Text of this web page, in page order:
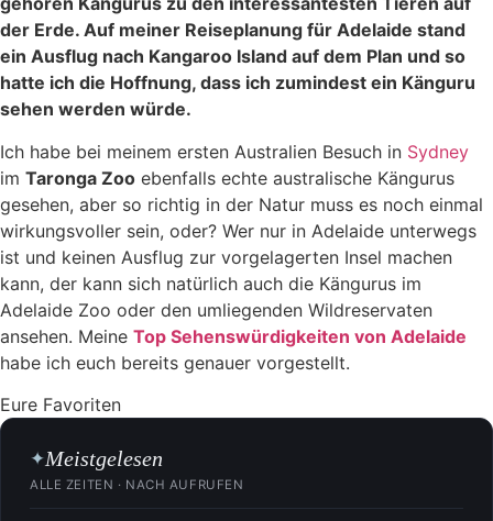
der Erde. Auf meiner Reiseplanung für Adelaide stand
ein Ausflug nach Kangaroo Island auf dem Plan und so
hatte ich die Hoffnung, dass ich zumindest ein Känguru
sehen werden würde.
Ich habe bei meinem ersten Australien Besuch in Sydney
im Taronga Zoo ebenfalls echte australische Kängurus
gesehen, aber so richtig in der Natur muss es noch einmal
wirkungsvoller sein, oder? Wer nur in Adelaide unterwegs
ist und keinen Ausflug zur vorgelagerten Insel machen
kann, der kann sich natürlich auch die Kängurus im
Adelaide Zoo oder den umliegenden Wildreservaten
ansehen. Meine Top Sehenswürdigkeiten von Adelaide
habe ich euch bereits genauer vorgestellt.
Eure Favoriten
✦Meistgelesen
ALLE ZEITEN · NACH AUFRUFEN